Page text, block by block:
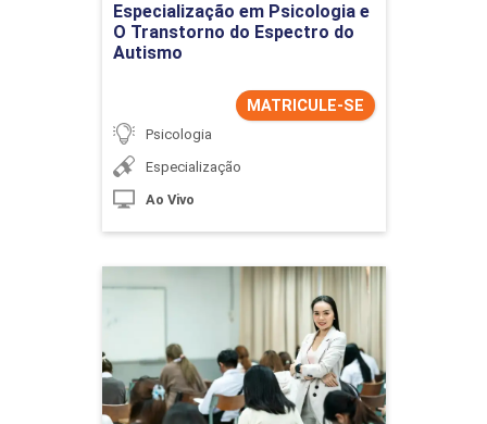
Especialização em Psicologia e
O Transtorno do Espectro do
Autismo
MATRICULE-SE
Psicologia
Especialização
Ao Vivo
Especialização em
Supervisão Educacional e
Inspeção Escolar
Detalhes do curso